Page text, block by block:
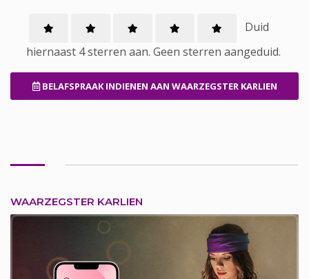
Duid
hiernaast 4 sterren aan. Geen sterren aangeduid.
BELAFSPRAAK INDIENEN AAN WAARZEGSTER KARLIEN
WAARZEGSTER KARLIEN